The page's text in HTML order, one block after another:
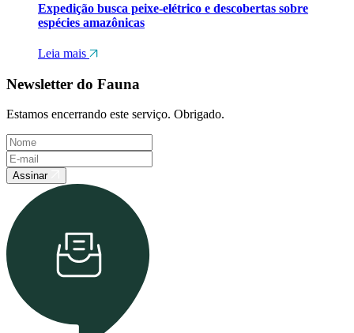
Expedição busca peixe-elétrico e descobertas sobre
espécies amazônicas
Leia mais
Newsletter do Fauna
Estamos encerrando este serviço. Obrigado.
Assinar